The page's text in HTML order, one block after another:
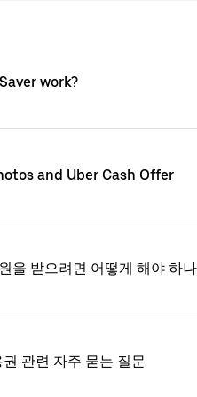
work?
and Uber Cash Offer
을 받으려면 어떻게 해야 하
관련 자주 묻는 질문